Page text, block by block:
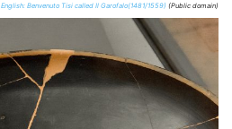
English: Benvenuto Tisi called Il Garofalo(1481/1559) (Public domain)